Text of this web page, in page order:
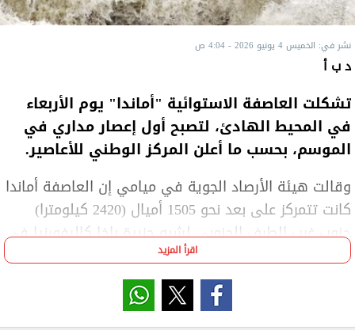
نشر في: الخميس 4 يونيو 2026 - 4:04 ص
د ب أ
تشكلت العاصفة الاستوائية "أماندا" يوم الأربعاء
في المحيط الهادئ، لتصبح أول إعصار مداري في
الموسم، بحسب ما أعلن المركز الوطني للأعاصير.
وقالت هيئة الأرصاد الجوية في ميامي إن العاصفة أماندا
كانت تتمركز على بعد نحو 1505 أميال (2420 كيلومترا)
جنوب غرب الطرف الجنوبي لشبه جزيرة باخا كاليفورنيا في
المكسيك. وبما أن مركز العاصفة في عرض البحر، فإنها لا
تشكل تهديدا مباشرا على اليابسة.
وقال خبراء الأرصاد إن سرعة الرياح القصوى المستمرة
اقرأ المزيد